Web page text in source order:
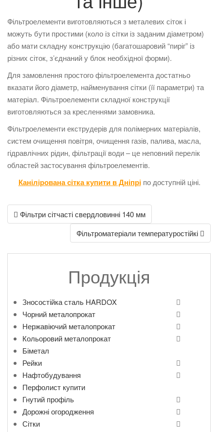
Фільтроелементи виготовляються з металевих сіток і
можуть бути простими (коло із сітки із заданим діаметром)
або мати складну конструкцію (багатошаровий “пиріг” із
різних сіток, з’єднаний у блок необхідної форми).
Для замовлення простого фільтроелемента достатньо
вказати його діаметр, найменування сітки (її параметри) та
матеріал. Фільтроелементи складної конструкції
виготовляються за кресленнями замовника.
Фільтроелементи екструдерів для полімерних матеріалів,
систем очищення повітря, очищення газів, палива, масла,
гідравлічних рідин, фільтрації води – це неповний перелік
областей застосування фільтроелементів.
Канілірована сітка купити в Дніпріпо доступній ціні.
Post
navigation
Фільтри сітчасті свердловинні 140 мм
Фільтроматеріали температуростійкі
Продукція
Зносостійка сталь HARDOX
Чорний металопрокат
Нержавіючий металопрокат
Кольоровий металопрокат
Біметал
Рейки
Нафтобудування
Перфолист купити
Гнутий профіль
Дорожні огородження
Сітки